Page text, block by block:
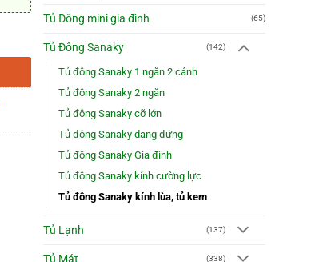
Tủ Đông mini gia đình (65)
Tủ Đông Sanaky (142)
Tủ đông Sanaky 1 ngăn 2 cánh
Tủ đông Sanaky 2 ngăn
Tủ đông Sanaky cỡ lớn
Tủ đông Sanaky dạng đứng
Tủ đông Sanaky Gia đình
Tủ đông Sanaky kính cường lực
Tủ đông Sanaky kính lùa, tủ kem
Tủ Lạnh (137)
Tủ Mát (338)